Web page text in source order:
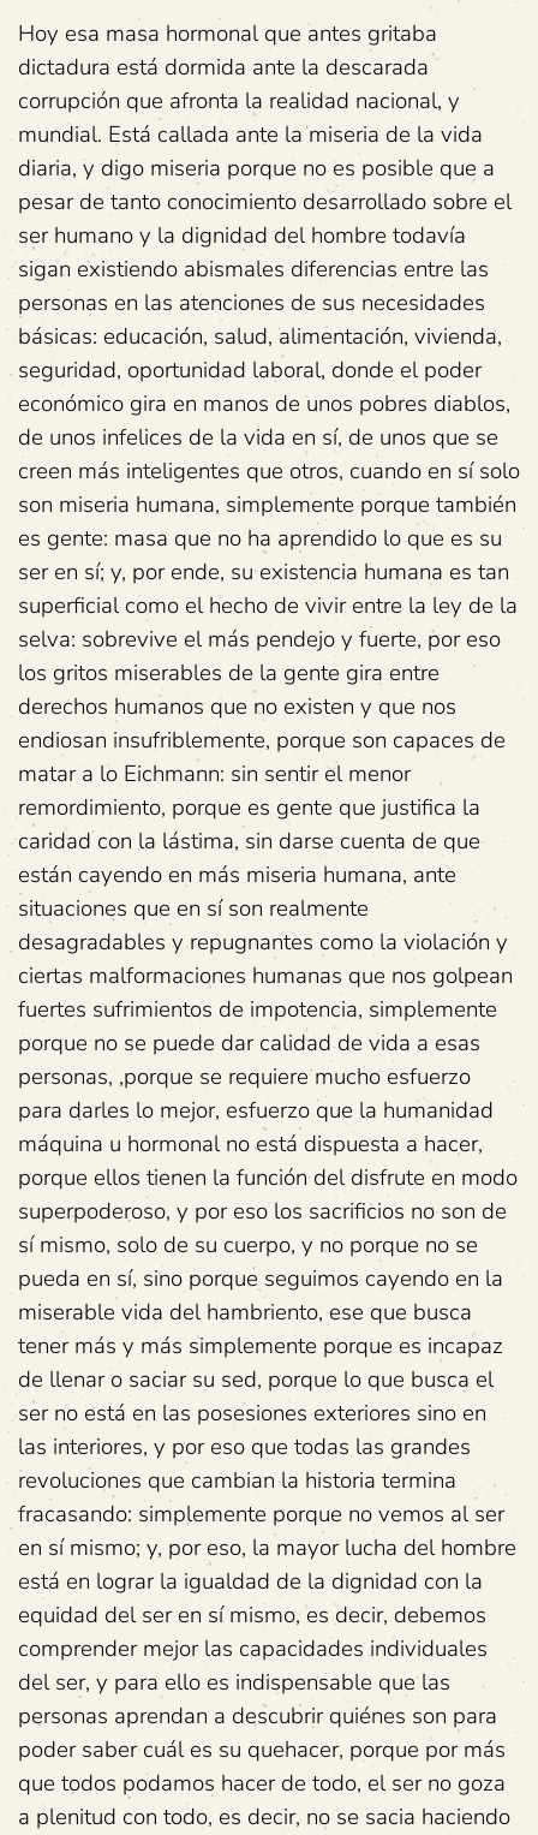
Hoy esa masa hormonal que antes gritaba
dictadura está dormida ante la descarada
corrupción que afronta la realidad nacional, y
mundial. Está callada ante la miseria de la vida
diaria, y digo miseria porque no es posible que a
pesar de tanto conocimiento desarrollado sobre el
ser humano y la dignidad del hombre todavía
sigan existiendo abismales diferencias entre las
personas en las atenciones de sus necesidades
básicas: educación, salud, alimentación, vivienda,
seguridad, oportunidad laboral, donde el poder
económico gira en manos de unos pobres diablos,
de unos infelices de la vida en sí, de unos que se
creen más inteligentes que otros, cuando en sí solo
son miseria humana, simplemente porque también
es gente: masa que no ha aprendido lo que es su
ser en sí; y, por ende, su existencia humana es tan
superficial como el hecho de vivir entre la ley de la
selva: sobrevive el más pendejo y fuerte, por eso
los gritos miserables de la gente gira entre
derechos humanos que no existen y que nos
endiosan insufriblemente, porque son capaces de
matar a lo Eichmann: sin sentir el menor
remordimiento, porque es gente que justifica la
caridad con la lástima, sin darse cuenta de que
están cayendo en más miseria humana, ante
situaciones que en sí son realmente
desagradables y repugnantes como la violación y
ciertas malformaciones humanas que nos golpean
fuertes sufrimientos de impotencia, simplemente
porque no se puede dar calidad de vida a esas
personas, ,porque se requiere mucho esfuerzo
para darles lo mejor, esfuerzo que la humanidad
máquina u hormonal no está dispuesta a hacer,
porque ellos tienen la función del disfrute en modo
superpoderoso, y por eso los sacrificios no son de
sí mismo, solo de su cuerpo, y no porque no se
pueda en sí, sino porque seguimos cayendo en la
miserable vida del hambriento, ese que busca
tener más y más simplemente porque es incapaz
de llenar o saciar su sed, porque lo que busca el
ser no está en las posesiones exteriores sino en
las interiores, y por eso que todas las grandes
revoluciones que cambian la historia termina
fracasando: simplemente porque no vemos al ser
en sí mismo; y, por eso, la mayor lucha del hombre
está en lograr la igualdad de la dignidad con la
equidad del ser en sí mismo, es decir, debemos
comprender mejor las capacidades individuales
del ser, y para ello es indispensable que las
personas aprendan a descubrir quiénes son para
poder saber cuál es su quehacer, porque por más
que todos podamos hacer de todo, el ser no goza
a plenitud con todo, es decir, no se sacia haciendo